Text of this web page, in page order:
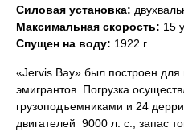
Силовая установка:
Максимальная скорость: 15
Спущен на воду: 1922 г.
«Jervis Bay» был построен для
эмигрантов. Погрузка
грузоподъемниками и 24
двигателей  9000 л. с., запас